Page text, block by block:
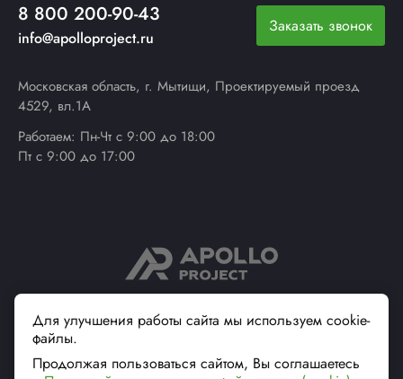
современной упаковки
8 800 200-90-43
info@apolloproject.ru
Заказать звонок
Московская область, г. Мытищи, Проектируемый проезд
4529, вл.1А
Работаем: Пн-Чт с 9:00 до 18:00
Пт с 9:00 до 17:00
Для улучшения работы сайта мы используем cookie-
файлы.
Продолжая пользоваться сайтом, Вы соглашаетесь